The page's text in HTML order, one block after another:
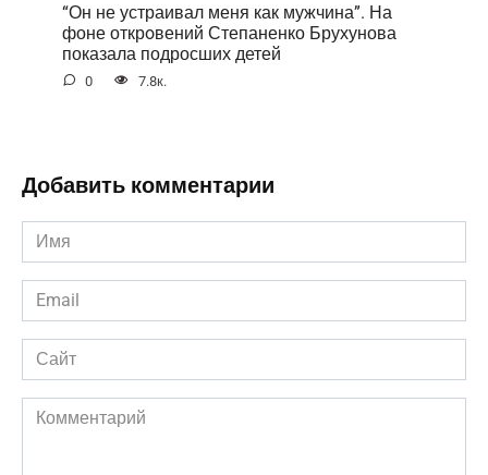
“Он не устраивал меня как мужчина”. На
фоне открoвений Степаненко Брухунова
показала подросших детей
0 7.8к.
Добавить комментарии
Имя
*
Email
*
Сайт
Комментарий